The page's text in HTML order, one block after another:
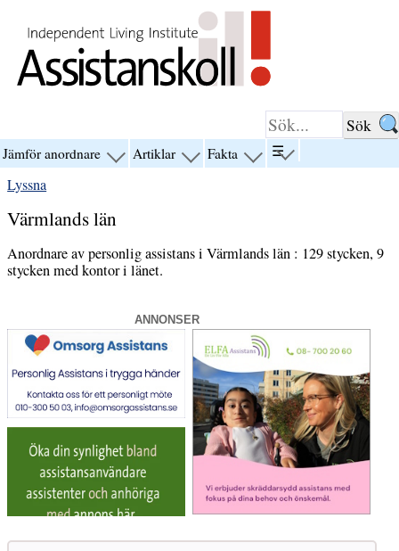
Jämför anordnare visa
anordnare”
Artiklar visa Fakta visa
☰visa
menyn
Lyssna
Värmlands län
Anordnare av personlig assistans i Värmlands län : 129 stycken, 9
stycken med kontor i länet.
ANNONSER